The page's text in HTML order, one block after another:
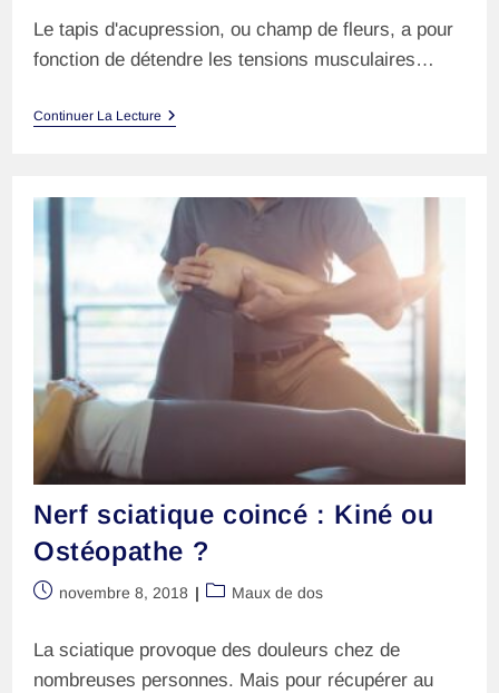
Le tapis d'acupression, ou champ de fleurs, a pour
fonction de détendre les tensions musculaires…
Continuer La LectureTapis
C’est
Quoi
?
Nerf sciatique coincé : Kiné ou
Ostéopathe ?
Publication
novembre 8, 2018
PostMaux de dos
La sciatique provoque des douleurs chez de
nombreuses personnes. Mais pour récupérer au